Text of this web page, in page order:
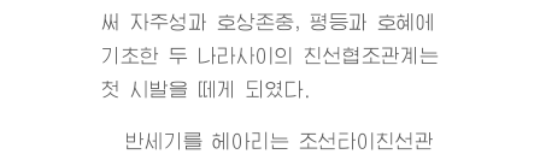
써 자주성과 호상존중, 평등과 호혜에
기초한 두 나라사이의 친선협조관계는
첫 시발을 떼게 되였다.
반세기를 헤아리는 조선타이친선관